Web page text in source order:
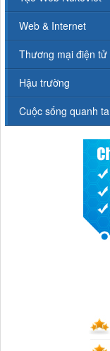
Web & Internet
Thương mại điện tử
Hậu trường
Cuộc sống quanh ta